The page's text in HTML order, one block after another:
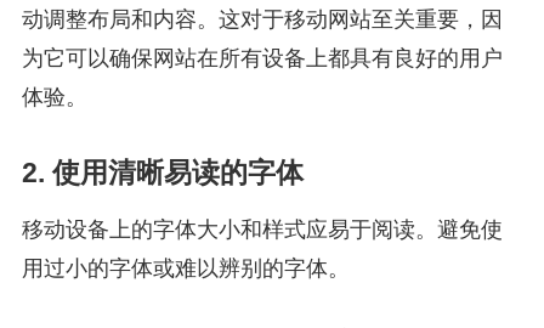
动调整布局和内容。这对于移动网站至关重要，因
为它可以确保网站在所有设备上都具有良好的用户
体验。
2. 使用清晰易读的字体
移动设备上的字体大小和样式应易于阅读。避免使
用过小的字体或难以辨别的字体。